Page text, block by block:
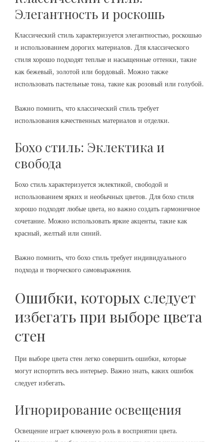
Элегантность и роскошь
Классический стиль характеризуется элегантностью, роскошью
и использованием дорогих материалов. Для классического
стиля хорошо подходят теплые и насыщенные оттенки, такие
как бежевый, золотой или бордовый. Можно также
использовать пастельные тона, такие как розовый или голубой.
Важно помнить, что классический стиль требует
использования качественных материалов и отделки.
Бохо стиль: Эклектика и
свобода
Бохо стиль характеризуется эклектикой, свободой и
использованием ярких и необычных цветов. Для бохо стиля
хорошо подходят любые цвета, но важно создать гармоничное
сочетание. Можно использовать яркие акценты, такие как
красный, желтый или синий.
Важно помнить, что бохо стиль требует индивидуального
подхода и творческого самовыражения.
Ошибки, которых следует
избегать при выборе цвета
стен
При выборе цвета стен легко совершить ошибки, которые
могут испортить весь интерьер. Важно знать, каких ошибок
следует избегать.
Игнорирование освещения
Освещение играет ключевую роль в восприятии цвета.